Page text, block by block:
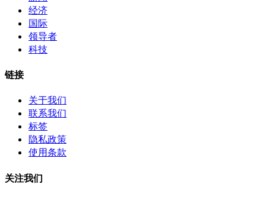
经济
国际
领导者
科技
链接
关于我们
联系我们
标签
隐私政策
使用条款
关注我们